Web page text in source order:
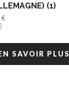
(1)
€
SAVOIR PLUS